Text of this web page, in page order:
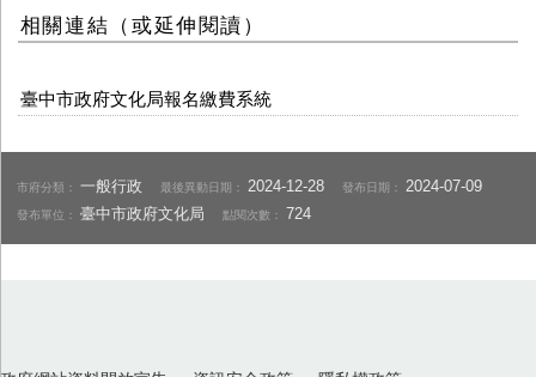
相關連結（或延伸閱讀）
臺中市政府文化局報名繳費系統
市府分類：一般行政 最後異動日期： 2024-12-28 發布日期： 2024-07-09
發布單位：臺中市政府文化局 點閱次數： 724